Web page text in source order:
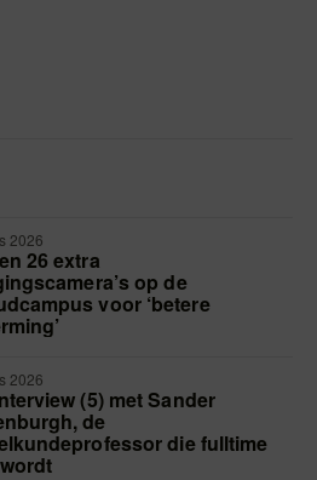
2026
26 extra
op de
voor ‘betere
2026
(5) met Sander
de
die fulltime